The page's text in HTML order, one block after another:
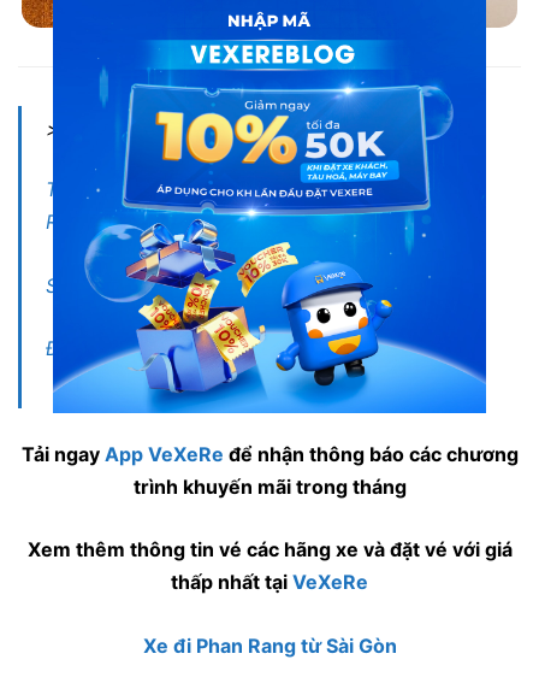
Nội thất xe đi Phan Rang từ Sài Gòn
>Xem thêm:
Tổng hợp xe limousine giường phòng đi Phan
Rang
Sài Gòn đi Phan Rang bao nhiêu tiếng?
Đi Phan Rang mùa nào đẹp?
Tải ngay App VeXeRe để nhận thông báo các chương
trình khuyến mãi trong tháng
Xem thêm thông tin vé các hãng xe và đặt vé với giá
thấp nhất tại VeXeRe
Xe đi Phan Rang từ Sài Gòn